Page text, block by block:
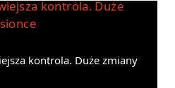
kontrola. Duże zmiany